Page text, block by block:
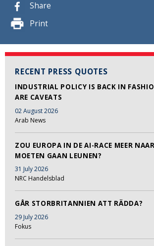
Share
Print
RECENT PRESS QUOTES
INDUSTRIAL POLICY IS BACK IN
ARE CAVEATS
02 August 2026
Arab News
ZOU EUROPA IN DE AI-RACE MEER
MOETEN GAAN LEUNEN?
31 July 2026
NRC Handelsblad
GÅR STORBRITANNIEN ATT RÄDDA?
29 July 2026
Fokus